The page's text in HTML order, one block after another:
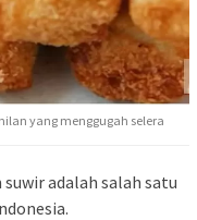
yang menggugah selera
suwir adalah salah satu